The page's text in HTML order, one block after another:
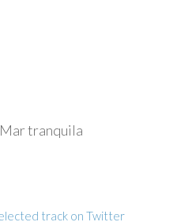
Mar tranquila